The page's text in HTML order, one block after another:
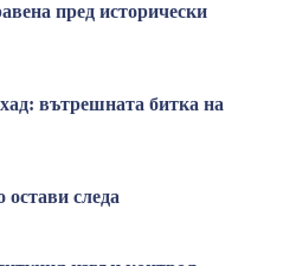
пред исторически
вътрешната битка на
следа